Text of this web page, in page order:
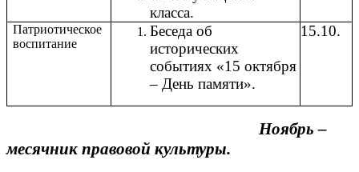
класса.
Патриотическое
воспитание
Беседа об
исторических
событиях «15 октября
– День памяти».
15.10.
Ноябрь –
месячник правовой культуры.